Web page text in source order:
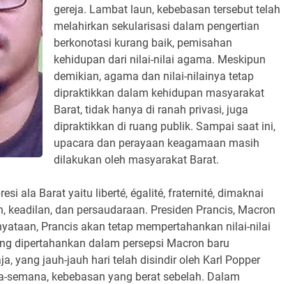
gereja. Lambat laun, kebebasan tersebut telah
melahirkan sekularisasi dalam pengertian
berkonotasi kurang baik, pemisahan
kehidupan dari nilai-nilai agama. Meskipun
demikian, agama dan nilai-nilainya tetap
dipraktikkan dalam kehidupan masyarakat
Barat, tidak hanya di ranah privasi, juga
dipraktikkan di ruang publik. Sampai saat ini,
upacara dan perayaan keagamaan masih
dilakukan oleh masyarakat Barat.
ala Barat yaitu liberté, égalité, fraternité, dimaknai
keadilan, dan persaudaraan. Presiden Prancis, Macron
Prancis akan tetap mempertahankan nilai-nilai
dipertahankan dalam persepsi Macron baru
yang jauh-jauh hari telah disindir oleh Karl Popper
semana, kebebasan yang berat sebelah. Dalam